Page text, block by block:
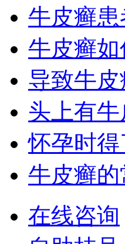
牛皮癣
牛皮癣
导致牛
头上有
怀孕时
牛皮癣
在线咨询